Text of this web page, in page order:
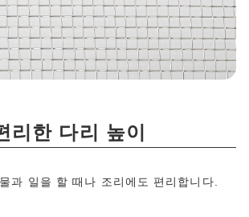
리한 다리 높이
과 일을 할 때나 조리에도 편리합니다.